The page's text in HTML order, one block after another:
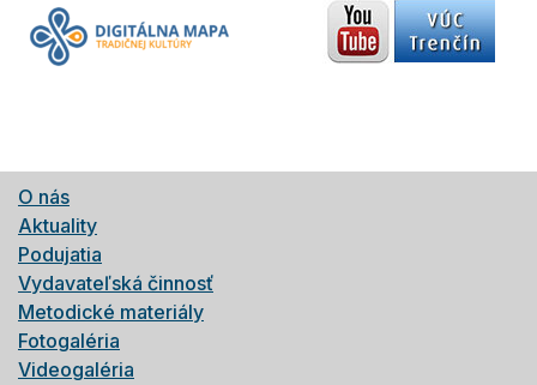
O nás
Aktuality
Podujatia
Vydavateľská činnosť
Metodické materiály
Fotogaléria
Videogaléria